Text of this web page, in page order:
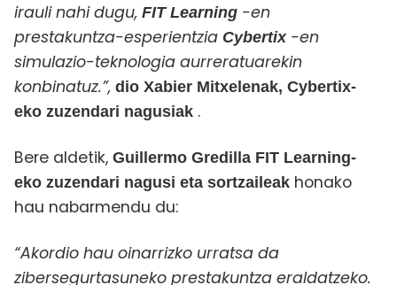
irauli nahi dugu, FIT Learning -en
prestakuntza-esperientzia Cybertix -en
simulazio-teknologia aurreratuarekin
konbinatuz.”, dio Xabier Mitxelenak, Cybertix-
eko zuzendari nagusiak .
Bere aldetik, Guillermo Gredilla FIT Learning-
eko zuzendari nagusi eta sortzaileak honako
hau nabarmendu du:
“Akordio hau oinarrizko urratsa da
zibersegurtasuneko prestakuntza eraldatzeko.